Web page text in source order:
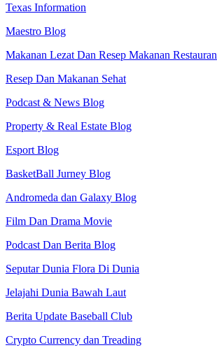
Texas Information
Maestro Blog
Makanan Lezat Dan Resep Makanan Restauran
Resep Dan Makanan Sehat
Podcast & News Blog
Property & Real Estate Blog
Esport Blog
BasketBall Jurney Blog
Andromeda dan Galaxy Blog
Film Dan Drama Movie
Podcast Dan Berita Blog
Seputar Dunia Flora Di Dunia
Jelajahi Dunia Bawah Laut
Berita Update Baseball Club
Crypto Currency dan Treading